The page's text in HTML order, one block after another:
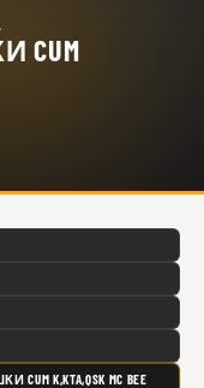
K,KTA,QSK MC BEE